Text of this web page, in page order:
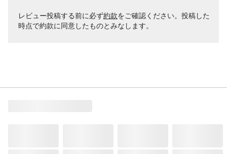
レビュー投稿する前に必ず約款をご確認ください。投稿した
時点で約款に同意したものとみなします。